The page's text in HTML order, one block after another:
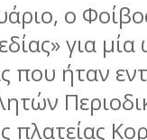
ο
για
που ήταν
πλατείας